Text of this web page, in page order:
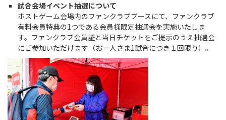
試合会場イベント抽選について
ホストゲーム会場内のファンクラブブースにて、ファンクラブ
有料会員特典の1つである会員様限定抽選会を実施いたしま
す。ファンクラブ会員証と当日チケットをご提示のうえ抽選会
にご参加いただけます（お一人さま1試合につき１回限り）。